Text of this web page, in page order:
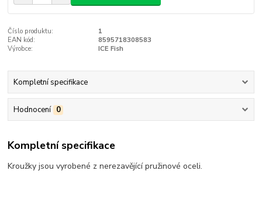
Číslo produktu:
1
EAN kód:
8595718308583
Výrobce:
ICE Fish
Kompletní specifikace
Hodnocení 0
Kompletní specifikace
Kroužky jsou vyrobené z nerezavějící pružinové oceli.